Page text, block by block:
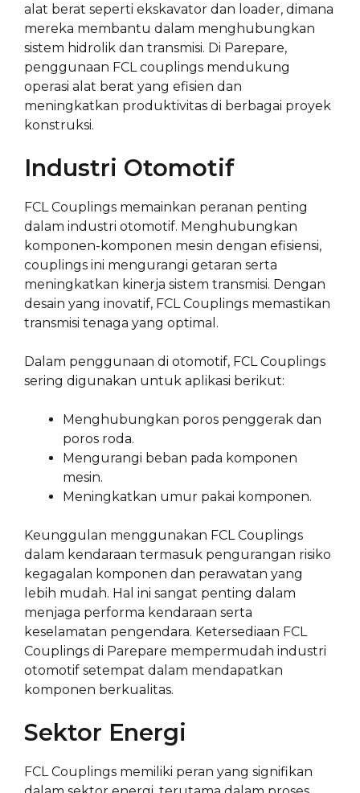
alat berat seperti ekskavator dan loader, dimana
mereka membantu dalam menghubungkan
sistem hidrolik dan transmisi. Di Parepare,
penggunaan FCL couplings mendukung
operasi alat berat yang efisien dan
meningkatkan produktivitas di berbagai proyek
konstruksi.
Industri Otomotif
FCL Couplings memainkan peranan penting
dalam industri otomotif. Menghubungkan
komponen-komponen mesin dengan efisiensi,
couplings ini mengurangi getaran serta
meningkatkan kinerja sistem transmisi. Dengan
desain yang inovatif, FCL Couplings memastikan
transmisi tenaga yang optimal.
Dalam penggunaan di otomotif, FCL Couplings
sering digunakan untuk aplikasi berikut:
Menghubungkan poros penggerak dan
poros roda.
Mengurangi beban pada komponen
mesin.
Meningkatkan umur pakai komponen.
Keunggulan menggunakan FCL Couplings
dalam kendaraan termasuk pengurangan risiko
kegagalan komponen dan perawatan yang
lebih mudah. Hal ini sangat penting dalam
menjaga performa kendaraan serta
keselamatan pengendara. Ketersediaan FCL
Couplings di Parepare mempermudah industri
otomotif setempat dalam mendapatkan
komponen berkualitas.
Sektor Energi
FCL Couplings memiliki peran yang signifikan